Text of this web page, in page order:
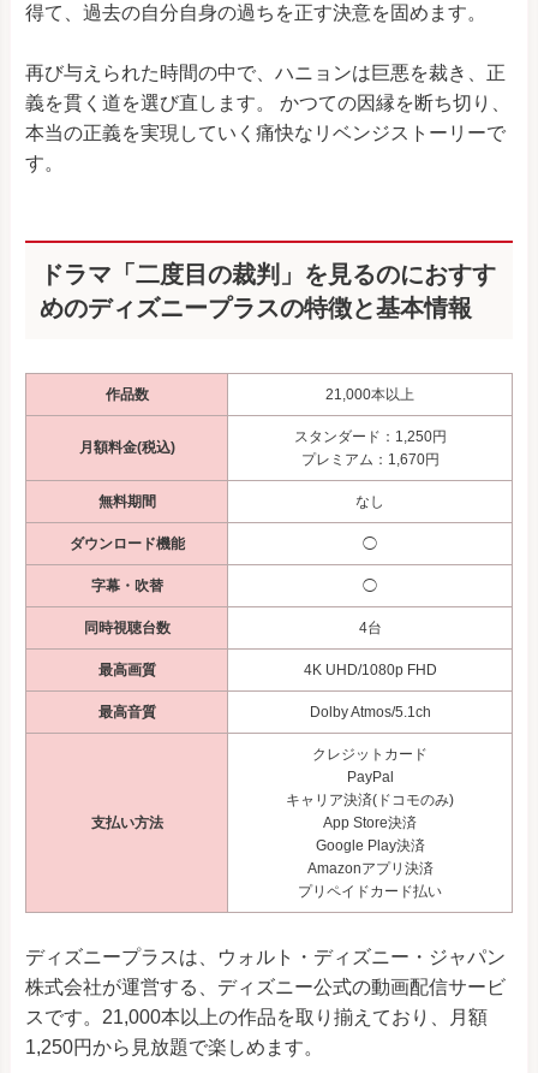
得て、過去の自分自身の過ちを正す決意を固めます。
再び与えられた時間の中で、ハニョンは巨悪を裁き、正
義を貫く道を選び直します。 かつての因縁を断ち切り、
本当の正義を実現していく痛快なリベンジストーリーで
す。
ドラマ「二度目の裁判」を見るのにおすす
めのディズニープラスの特徴と基本情報
作品数 21,000本以上
月額料金(税込)
スタンダード：1,250円
プレミアム：1,670円
無料期間 なし
ダウンロード機能 ◯
字幕・吹替 ◯
同時視聴台数 4台
最高画質 4K UHD/1080p FHD
最高音質 Dolby Atmos/5.1ch
支払い方法
クレジットカード
PayPal
キャリア決済(ドコモのみ)
App Store決済
Google Play決済
Amazonアプリ決済
プリペイドカード払い
ディズニープラスは、ウォルト・ディズニー・ジャパン
株式会社が運営する、ディズニー公式の動画配信サービ
スです。21,000本以上の作品を取り揃えており、月額
1,250円から見放題で楽しめます。